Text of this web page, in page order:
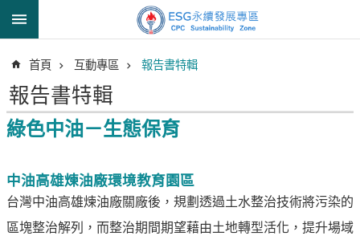
跳到主要內容區塊
階
搜
尋
透
明
油
首頁 互動專區 報告書特輯
報告書特輯
綠色中油－生態保育
中油高雄煉油廠環境教育園區
台灣中油高雄煉油廠關廠後，規劃透過土水整治技術將污染的
區塊整治解列，而整治期間期望藉由土地轉型活化，提升場域